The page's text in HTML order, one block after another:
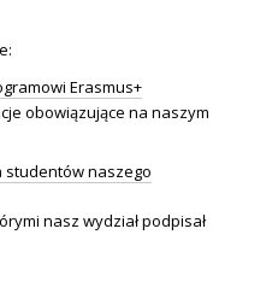
Erasmus+
obowiązujące na naszym
studentów naszego
nasz wydział podpisał